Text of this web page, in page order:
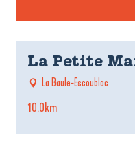
La Petite
La Baule-Escoublac
10.0km